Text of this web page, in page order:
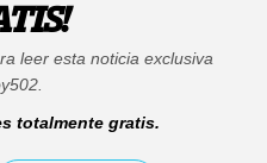
leer esta noticia exclusiva
totalmente gratis.